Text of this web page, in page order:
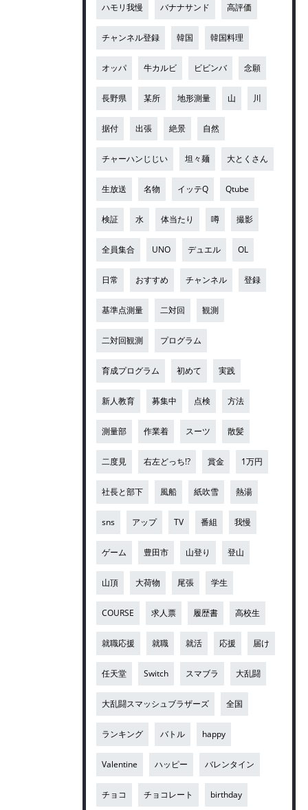
ハモリ我慢 バナナサンド 高評価
チャンネル登録 韓国 韓国料理
オッパ 牛カルビ ビビンバ 念願
長野県 某所 地形測量 山 川
据付 出張 絶景 自然
チャーハンじじい 坦々麺 大とくさん
生放送 名物 イッテQ Qtube
検証 水 体当たり 噂 撮影
全員集合 UNO デュエル OL
日常 おすすめ チャンネル 登録
基準点測量 二対回 観測
二対回観測 プログラム
育成プログラム 初めて 実践
新人教育 募集中 点検 方法
測量部 作業着 スーツ 散髪
二度見 右左どっち!? 賞金 1万円
社長と部下 風船 紙吹雪 熱湯
sns アップ TV 番組 我慢
ゲーム 豊田市 山登り 登山
山頂 大荷物 尾張 学生
COURSE 求人票 履歴書 高校生
就職応援 就職 就活 応援 届け
任天堂 Switch スマブラ 大乱闘
大乱闘スマッシュブラザーズ 全国
ランキング バトル happy
Valentine ハッピー バレンタイン
チョコ チョコレート birthday